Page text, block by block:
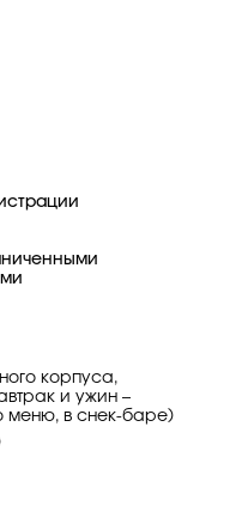
корпуса,
и ужин –
меню, в снек-баре)